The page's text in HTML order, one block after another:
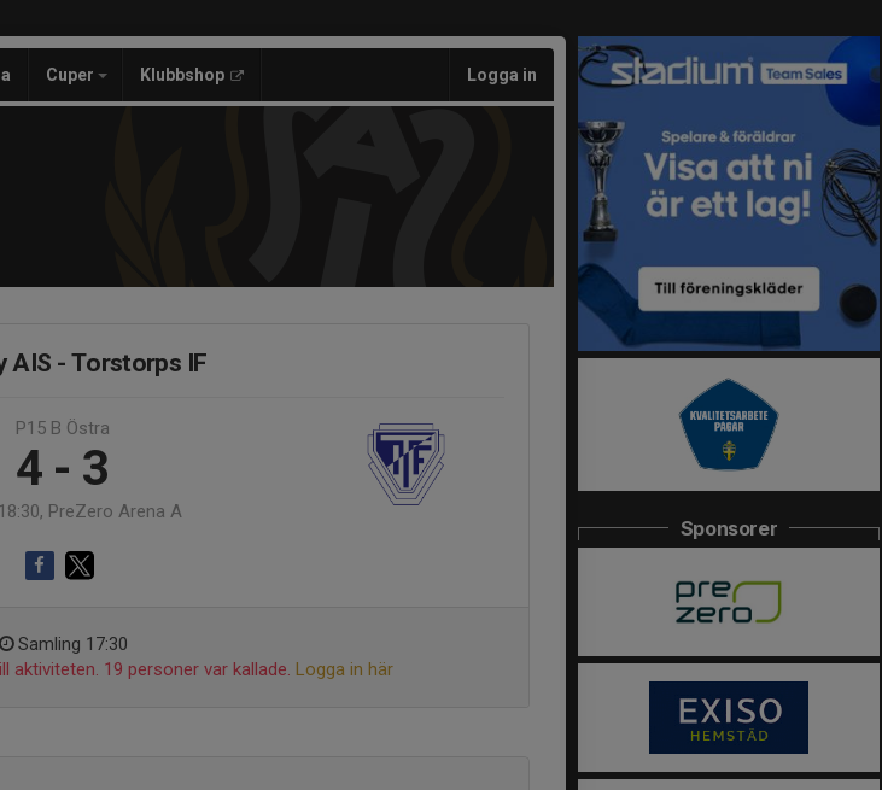
Cuper Klubbshop Logga in
AIS - Torstorps IF
P15 B Östra
4 - 3
PreZero Arena A
Samling 17:30
aktiviteten. 19 personer var kallade. Logga in här
Sponsorer